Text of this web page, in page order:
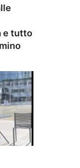
e tutto